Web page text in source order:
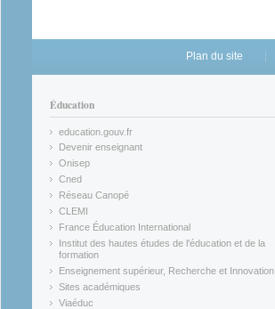
Plan du site
Éducation
education.gouv.fr
(link is external)
Devenir enseignant
(link is external)
Onisep
(link is external)
Cned
(link is external)
Réseau Canopé
(link is external)
CLEMI
(link is external)
France Éducation International
(link is external)
Institut des hautes études de l'éducation et de la
formation
(link is external)
Enseignement supérieur, Recherche et Innovation
(link is external)
Sites académiques
(link is external)
Viaéduc